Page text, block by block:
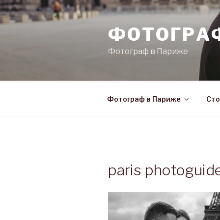
Skip
to
Фотограф в Париже
Фотограф в Париже
paris